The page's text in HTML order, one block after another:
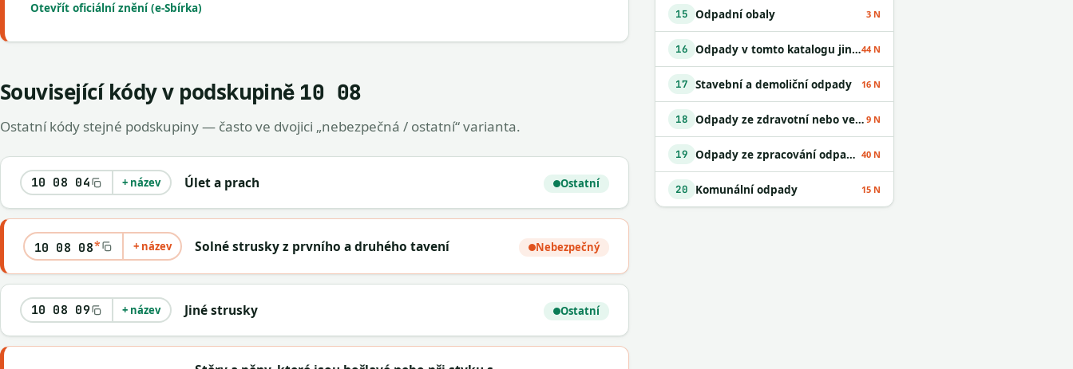
Otevřít oficiální znění (e-Sbírka)
Související kódy v podskupině 10 08
Ostatní kódy stejné podskupiny — často ve dvojici „nebezpečná / ostatní“ varianta.
10 08 04 + název Úlet a prach Ostatní
10 08 08* + název Solné strusky z prvního a druhého tavení Nebezpečný
10 08 09 + název Jiné strusky Ostatní
15 Odpadní obaly 3 N
16 Odpady v tomto katalogu jinak neurčené44 N
17 Stavební a demoliční odpady 16 N
18 Odpady ze zdravotní nebo veterinární péče a /nebo z výzkumu s nimi souvisejícího 9 N
19 Odpady ze zpracování odpadu a z ČOV 40 N
20 Komunální odpady 15 N